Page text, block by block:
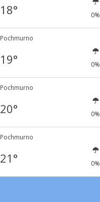
18° 0%
Pochmurno
19° 0%
Pochmurno
20° 0%
Pochmurno
21° 0%